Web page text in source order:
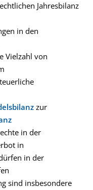
Jahresbilanz
in den
Vielzahl von
zur
in der
in
in der
sind insbesondere